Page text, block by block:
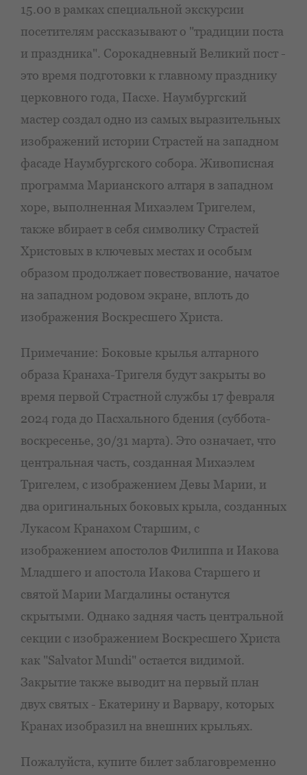
15.00 в рамках специальной экскурсии
посетителям рассказывают о "традиции поста
и праздника". Сорокадневный Великий пост -
это время подготовки к главному празднику
церковного года, Пасхе. Наумбургский
мастер создал одно из самых выразительных
изображений истории Страстей на западном
фасаде Наумбургского собора. Живописная
программа Марианского алтаря в западном
хоре, выполненная Михаэлем Тригелем,
также вбирает в себя символику Страстей
Христовых в ключевых местах и особым
образом продолжает повествование, начатое
на западном родовом экране, вплоть до
изображения Воскресшего Христа.
Примечание: Боковые крылья алтарного
образа Кранаха-Тригеля будут закрыты во
время первой Страстной службы 17 февраля
2024 года до Пасхального бдения (суббота-
воскресенье, 30/31 марта). Это означает, что
центральная часть, созданная Михаэлем
Тригелем, с изображением Девы Марии, и
два оригинальных боковых крыла, созданных
Лукасом Кранахом Старшим, с
изображением апостолов Филиппа и Иакова
Младшего и апостола Иакова Старшего и
святой Марии Магдалины останутся
скрытыми. Однако задняя часть центральной
секции с изображением Воскресшего Христа
как "Salvator Mundi" остается видимой.
Закрытие также выводит на первый план
двух святых - Екатерину и Варвару, которых
Кранах изобразил на внешних крыльях.
Пожалуйста, купите билет заблаговременно